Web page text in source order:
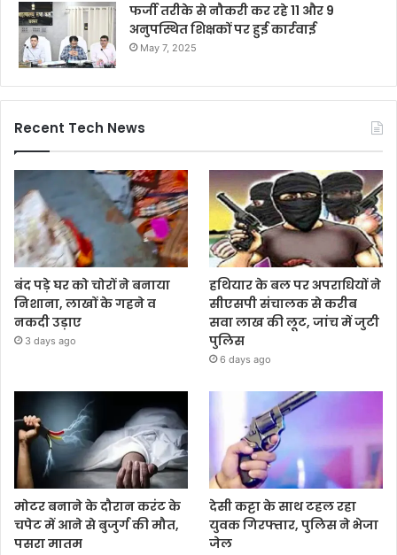
फर्जी तरीके से नौकरी कर रहे 11 और 9
अनुपस्थित शिक्षकों पर हुई कार्रवाई
May 7, 2025
Recent Tech News
बंद पड़े घर को चोरों ने बनाया
निशाना, लाखों के गहने व
नकदी उड़ाए
3 days ago
हथियार के बल पर अपराधियों ने
सीएसपी संचालक से करीब
सवा लाख की लूट, जांच में जुटी
पुलिस
6 days ago
मोटर बनाने के दौरान करंट के
चपेट में आने से बुजुर्ग की मौत,
पसरा मातम
देसी कट्टा के साथ टहल रहा
युवक गिरफ्तार, पुलिस ने भेजा
जेल